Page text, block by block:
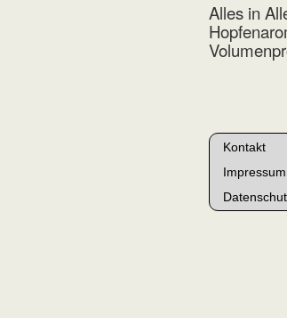
Alles in
Kontakt
Impressum